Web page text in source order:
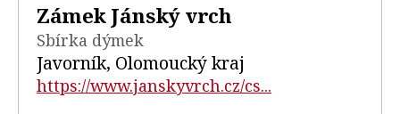
Zámek Jánský vrch
Sbírka dýmek
Javorník, Olomoucký kraj
https://www.janskyvrch.cz/cs...